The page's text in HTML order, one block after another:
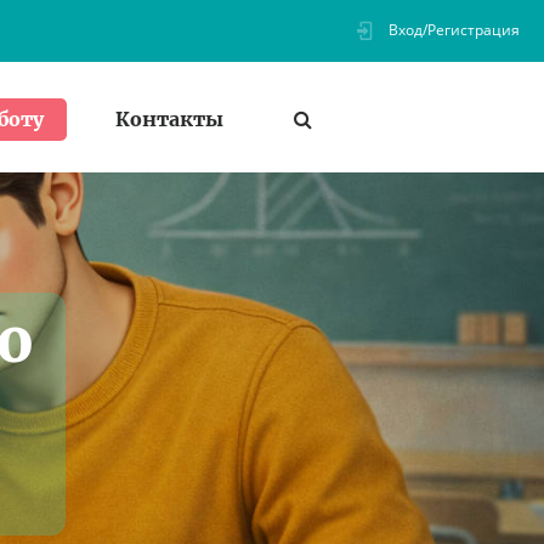
Вход/Регистрация
Контакты